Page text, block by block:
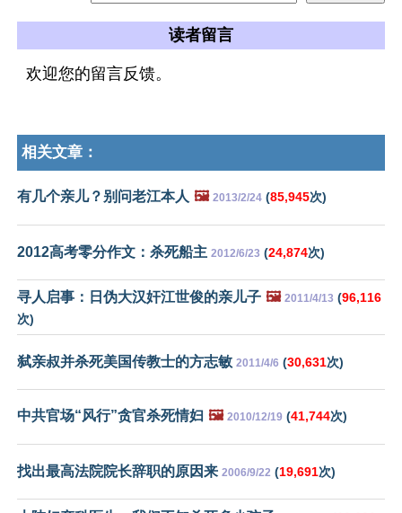
读者留言
欢迎您的留言反馈。
相关文章：
有几个亲儿？别问老江本人 🖼️ 2013/2/24 (85,945次)
2012高考零分作文：杀死船主 2012/6/23 (24,874次)
寻人启事：日伪大汉奸江世俊的亲儿子 🖼️ 2011/4/13 (96,116
次)
弑亲叔并杀死美国传教士的方志敏 2011/4/6 (30,631次)
中共官场“风行”贪官杀死情妇 🖼️ 2010/12/19 (41,744次)
找出最高法院院长辞职的原因来 2006/9/22 (19,691次)